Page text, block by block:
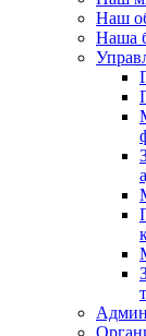
Наш
Наша